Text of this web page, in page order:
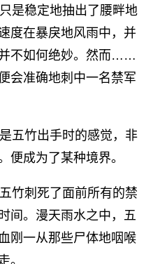
是稳定地抽出了腰畔地
度在暴戾地风雨中，并
不如何绝妙。然而……
会准确地刺中一名禁军
五竹出手时的感觉，非
便成为了某种境界。
竹刺死了面前所有的禁
间。漫天雨水之中，五
刚一从那些尸体地咽喉
。